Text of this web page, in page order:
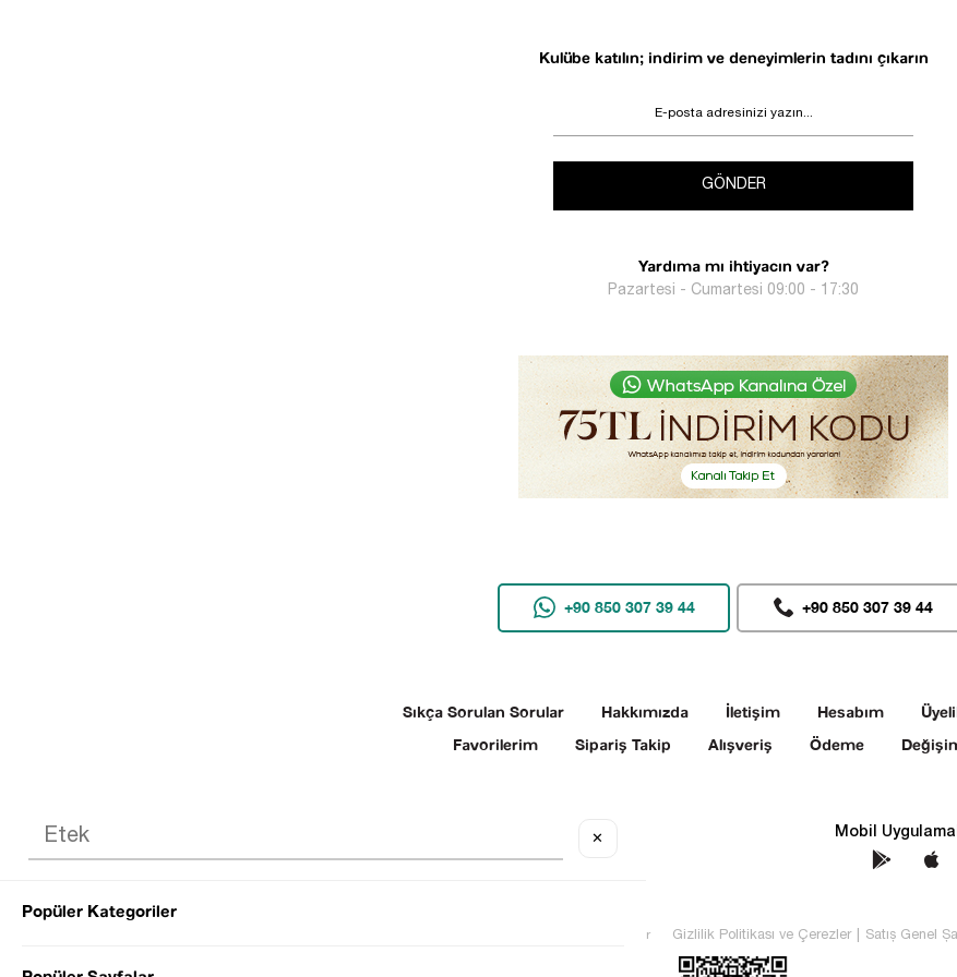
Kulübe katılın; indirim ve deneyimlerin tadını çıkarın
GÖNDER
Yardıma mı ihtiyacın var?
Pazartesi - Cumartesi 09:00 - 17:30
+90 850 307 39 44 +90 850 307 39 44
Sıkça Sorulan Sorular Hakkımızda İletişim Hesabım
Favorilerim
Sipariş Takip Alışveriş Ödeme
Sosyal Medya Mobil
© 2025 SEZGİ TEKİN Tüm hakları saklıdır Gizlilik Politikası ve Çerezler Satış Genel
✕
Popüler Kategoriler